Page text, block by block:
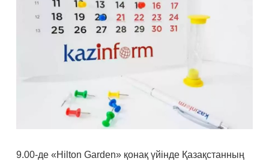
9.00-де «Hilton Garden» қонақ үйінде Қазақстанның